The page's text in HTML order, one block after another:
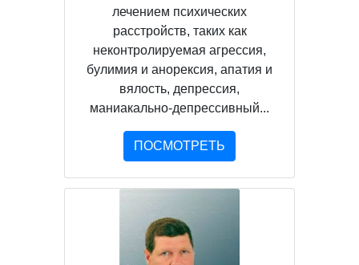
лечением психических
расстройств, таких как
неконтролируемая агрессия,
булимия и анорексия, апатия и
вялость, депрессия,
маниакально-депрессивный...
ПОСМОТРЕТЬ